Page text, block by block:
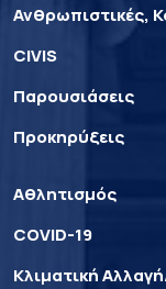
Ανθρωπιστικές,
CIVIS
Παρουσιάσεις
Προκηρύξεις
Αθλητισμός
COVID-19
Κλιματική